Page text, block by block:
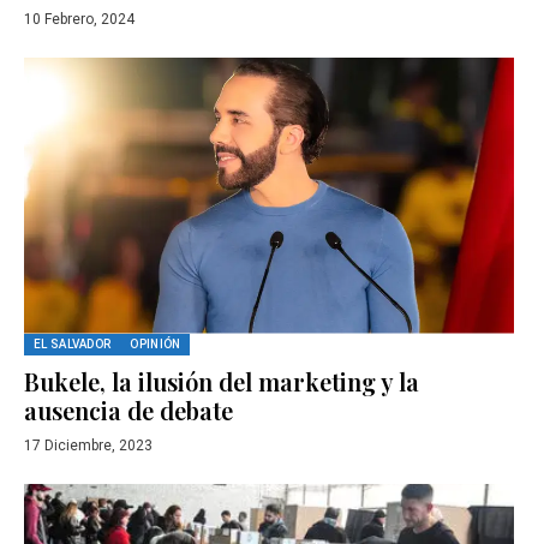
10 Febrero, 2024
EL SALVADOR OPINIÓN
Bukele, la ilusión del marketing y la
ausencia de debate
17 Diciembre, 2023